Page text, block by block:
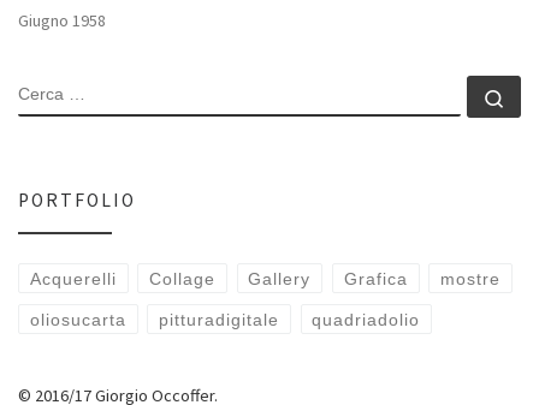
Giugno 1958
CERCA
PORTFOLIO
Acquerelli Collage Gallery Grafica mostre
oliosucarta pitturadigitale quadriadolio
© 2016/17 Giorgio Occoffer.